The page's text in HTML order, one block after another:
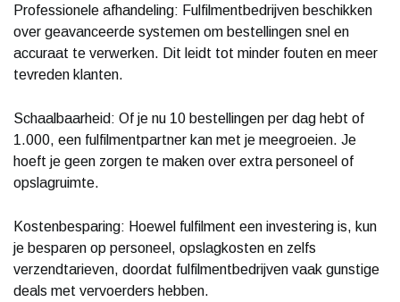
Professionele afhandeling: Fulfilmentbedrijven beschikken
over geavanceerde systemen om bestellingen snel en
accuraat te verwerken. Dit leidt tot minder fouten en meer
tevreden klanten.
Schaalbaarheid: Of je nu 10 bestellingen per dag hebt of
1.000, een fulfilmentpartner kan met je meegroeien. Je
hoeft je geen zorgen te maken over extra personeel of
opslagruimte.
Kostenbesparing: Hoewel fulfilment een investering is, kun
je besparen op personeel, opslagkosten en zelfs
verzendtarieven, doordat fulfilmentbedrijven vaak gunstige
deals met vervoerders hebben.